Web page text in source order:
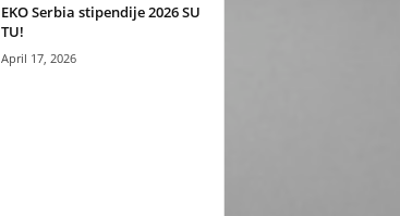
EKO Serbia stipendije 2026 SU
TU!
April 17, 2026